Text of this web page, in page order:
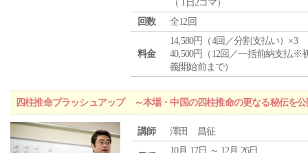
（ 1日2コマ）
回数
全12回
料金
14,580円（4回／分割支払い）×3
40,500円（12回／一括前納支払※
義開始前まで）
四柱推命ブラッシュアップ ～本場・中国の四柱推命の更なる秘伝を
講師 澤田 昌征
10月 17日 ～ 12月 26日